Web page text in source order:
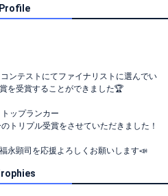
Profile
ンテストにてファイナリストに選んでい
を受賞することができました🏆
ップランカー
トリプル受賞をさせていただきました！
永顕司を応援よろしくお願いします📣